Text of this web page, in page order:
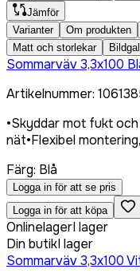
Jämför
Varianter
Om produkten
Matt och storlekar
Sommarväv 3,3x100
Artikelnummer:
•Skyddar mot fukt
nät•Flexibel
Färg: Blå
Logga in för att se pris
Logga in för att köpa
OnlinelagerI lager
Din butikI lager
Sommarväv 3,3x100